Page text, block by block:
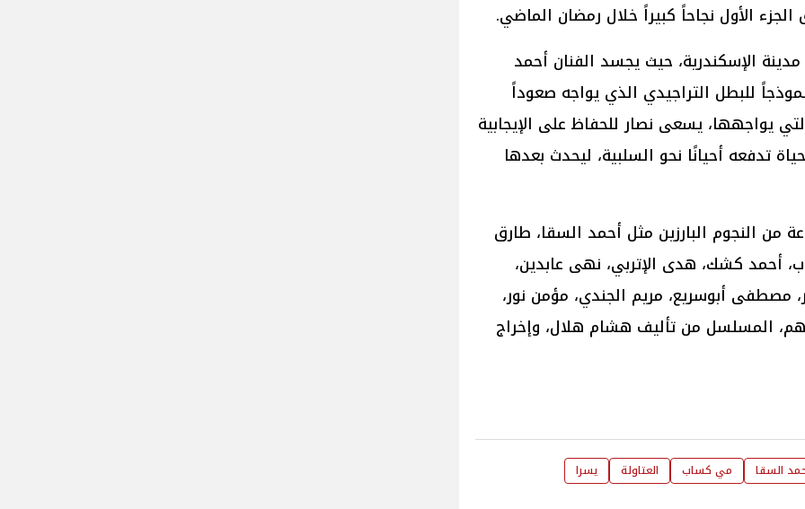
الأول نجاحاً كبيراً خلال رمضان الماضي.
الإسكندرية، حيث يجسد الفنان أحمد
للبطل التراجيدي الذي يواجه صعوداً
يواجهها، يسعى نصار للحفاظ على الإيجابية
تدفعه أحيانًا نحو السلبية، ليحدث بعدها
النجوم البارزين مثل أحمد السقا، طارق
أحمد كشك، هدى الإتربي، نهى عابدين،
مصطفى أبوسريع، مريم الجندي، مؤمن نور،
المسلسل من تأليف هشام هلال، وإخراج
السقا مي كساب العتاولة يسرا